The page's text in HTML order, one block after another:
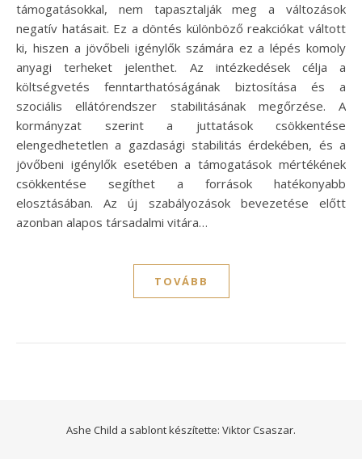
támogatásokkal, nem tapasztalják meg a változások
negatív hatásait. Ez a döntés különböző reakciókat váltott
ki, hiszen a jövőbeli igénylők számára ez a lépés komoly
anyagi terheket jelenthet. Az intézkedések célja a
költségvetés fenntarthatóságának biztosítása és a
szociális ellátórendszer stabilitásának megőrzése. A
kormányzat szerint a juttatások csökkentése
elengedhetetlen a gazdasági stabilitás érdekében, és a
jövőbeni igénylők esetében a támogatások mértékének
csökkentése segíthet a források hatékonyabb
elosztásában. Az új szabályozások bevezetése előtt
azonban alapos társadalmi vitára…
TOVÁBB
Ashe Child a sablont készítette: Viktor Csaszar.